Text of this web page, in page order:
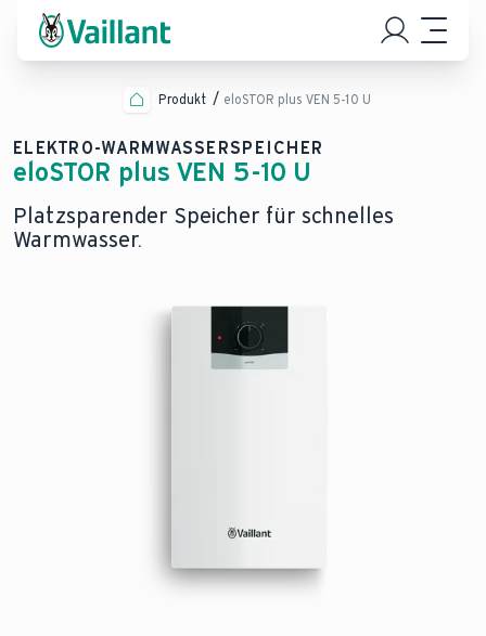
Produkt eloSTOR plus VEN 5-10 U
ELEKTRO-WARMWASSERSPEICHER
eloSTOR plus VEN 5-10 U
Platzsparender Speicher für schnelles
Warmwasser.